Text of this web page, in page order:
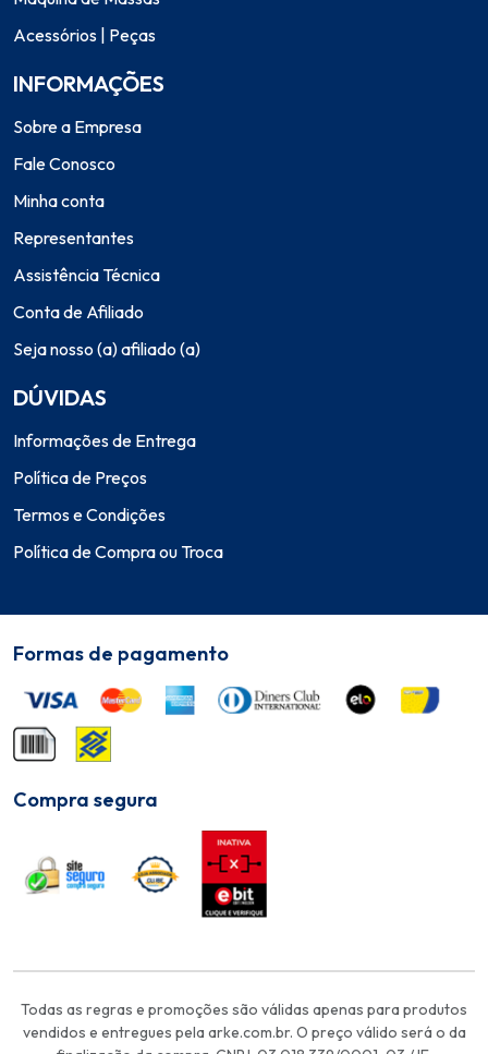
Acessórios | Peças
INFORMAÇÕES
Sobre a Empresa
Fale Conosco
Minha conta
Representantes
Assistência Técnica
Conta de Afiliado
Seja nosso (a) afiliado (a)
DÚVIDAS
Informações de Entrega
Política de Preços
Termos e Condições
Política de Compra ou Troca
Formas de pagamento
Compra segura
Todas as regras e promoções são válidas apenas para produtos
vendidos e entregues pela arke.com.br. O preço válido será o da